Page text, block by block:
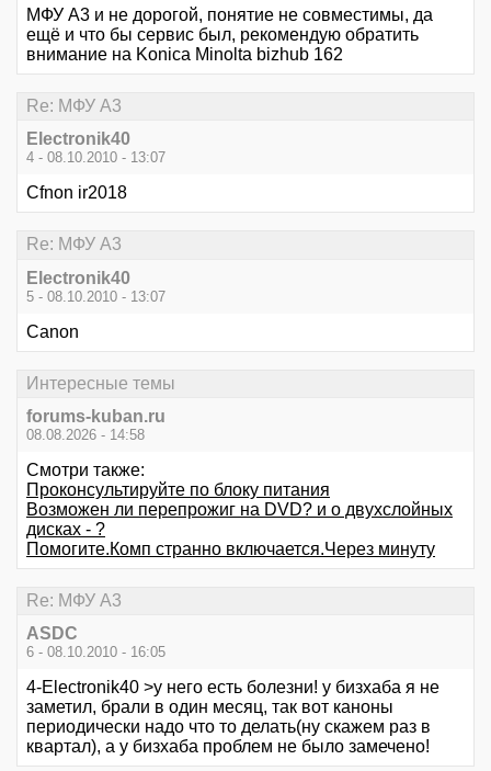
МФУ А3 и не дорогой, понятие не совместимы, да
ещё и что бы сервис был, рекомендую обратить
внимание на Konica Minolta bizhub 162
Re: МФУ А3
Electronik40
4 - 08.10.2010 - 13:07
Cfnon ir2018
Re: МФУ А3
Electronik40
5 - 08.10.2010 - 13:07
Canon
Интересные темы
forums-kuban.ru
08.08.2026 - 14:58
Смотри также:
Проконсультируйте по блоку питания
Возможен ли перепрожиг на DVD? и о двухслойных
дисках - ?
Помогите.Комп странно включается.Через минуту
Re: МФУ А3
ASDC
6 - 08.10.2010 - 16:05
4-Electronik40 >у него есть болезни! у бизхаба я не
заметил, брали в один месяц, так вот каноны
периодически надо что то делать(ну скажем раз в
квартал), а у бизхаба проблем не было замечено!